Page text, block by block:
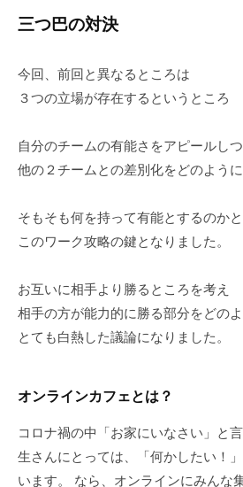
三つ巴の対決
今回、前回と異なるところは
３つの立場が存在するというところ
自分のチームの有能さをアピールし
他の２チームとの差別化をどのよう
そもそも何を持って有能とするのか
このワーク攻略の鍵となりました。
お互いに相手より勝るところを考え
相手の方が能力的に勝る部分をどの
とても白熱した議論になりました。
オンラインカフェとは？
コロナ禍の中「お家にいなさい」と
生さんにとっては、「何かしたい！
います。 なら、オンラインにみんな